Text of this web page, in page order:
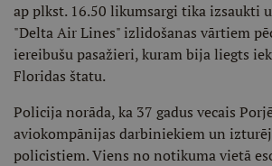
ap plkst. 16.50 likumsargi tika izsaukti
"Delta Air Lines" izlidošanas vārtiem
iereibušu pasažieri, kuram bija liegts
Floridas štatu.
Policija norāda, ka 37 gadus vecais
aviokompānijas darbiniekiem un
policistiem. Viens no notikuma vietā